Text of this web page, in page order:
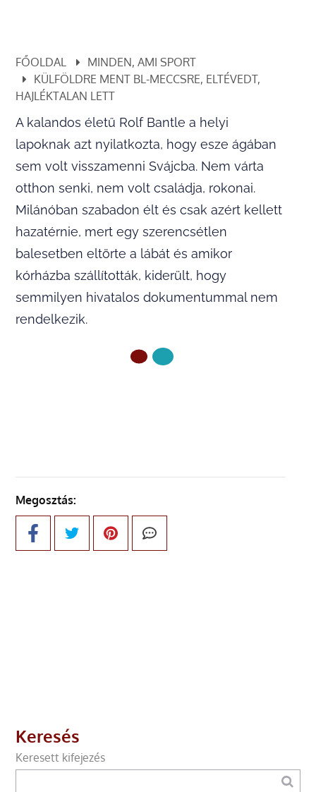
FŐOLDAL
MINDEN, AMI SPORT
KÜLFÖLDRE MENT BL-MECCSRE, ELTÉVEDT,
HAJLÉKTALAN LETT
A kalandos életű Rolf Bantle a helyi
lapoknak azt nyilatkozta, hogy esze ágában
sem volt visszamenni Svájcba. Nem várta
otthon senki, nem volt családja, rokonai.
Milánóban szabadon élt és csak azért kellett
hazatérnie, mert egy szerencsétlen
balesetben eltörte a lábát és amikor
kórházba szállították, kiderült, hogy
semmilyen hivatalos dokumentummal nem
rendelkezik.
Megosztás:
Keresés
Keresett kifejezés